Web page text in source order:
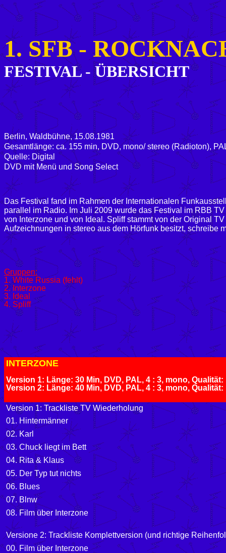
1. SFB -
FESTIVAL -ÜBERSICHT
Berlin, Waldbühne, 15.08.1981
Gesamtlänge: ca. 155 min, DVD, mono/ stereo (Radioton),
Quelle: Digital
DVD mit Menü und Song Select
Das Festival fand im Rahmen der Internationalen
parallel im Radio. Im Juli 2009 wurde das Festival im RBB
von Interzone und von Ideal. Spliff stammt von der Original
Aufzeichnungen in stereo aus dem Hörfunk besitzt, schreibe
Gruppen:
1. White Russia (fehlt)
2. Interzone
3. Ideal
4. Spliff
INTERZONE
Version 1: Länge: 30 Min, DVD, PAL, 4 : 3, mono,
Version 2: Länge: 40 Min, DVD, PAL, 4 :
Version 1: Trackliste TV Wiederholung
01. Hintermänner
02. Karl
03. Chuck liegt im Bett
04. Rita & Klaus
05. Der Typ tut nichts
06. Blues
07. Blnw
08. Film über Interzone
Versione 2: Trackliste Komplettversion (und richtige
00. Film über Interzone